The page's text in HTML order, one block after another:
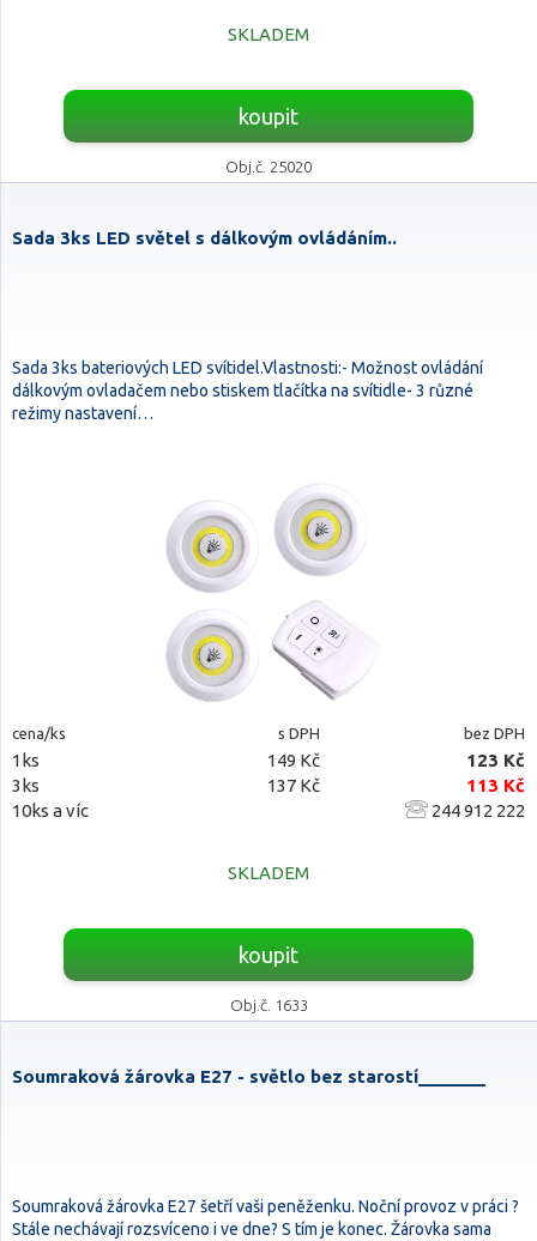
SKLADEM
koupit
Obj.č. 25020
Sada 3ks LED světel s dálkovým ovládáním..
Sada 3ks bateriových LED svítidel.Vlastnosti:- Možnost ovládání
dálkovým ovladačem nebo stiskem tlačítka na svítidle- 3 různé
režimy nastavení…
cena/ks s DPH bez DPH
1ks 149 Kč
123 Kč
3ks
137 Kč
113 Kč
10ks a víc
244 912 222
SKLADEM
koupit
Obj.č. 1633
Soumraková žárovka E27 - světlo bez starostí_______
Soumraková žárovka E27 šetří vaši peněženku. Noční provoz v práci ?
Stále nechávají rozsvíceno i ve dne? S tím je konec. Žárovka sama